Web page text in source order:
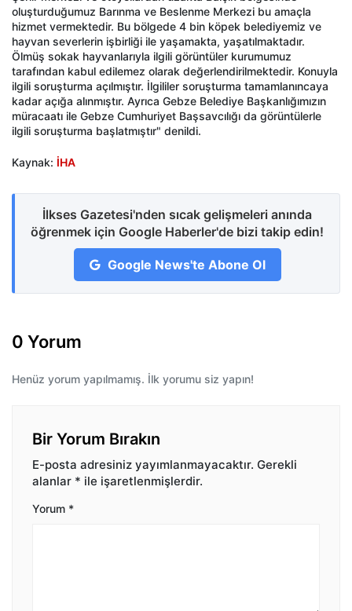
oluşturduğumuz Barınma ve Beslenme Merkezi bu amaçla
hizmet vermektedir. Bu bölgede 4 bin köpek belediyemiz ve
hayvan severlerin işbirliği ile yaşamakta, yaşatılmaktadır.
Ölmüş sokak hayvanlarıyla ilgili görüntüler kurumumuz
tarafından kabul edilemez olarak değerlendirilmektedir. Konuyla
ilgili soruşturma açılmıştır. İlgililer soruşturma tamamlanıncaya
kadar açığa alınmıştır. Ayrıca Gebze Belediye Başkanlığımızın
müracaatı ile Gebze Cumhuriyet Başsavcılığı da görüntülerle
ilgili soruşturma başlatmıştır" denildi.
Kaynak: İHA
İlkses Gazetesi'nden sıcak gelişmeleri anında
öğrenmek için Google Haberler'de bizi takip edin!
Google News'te Abone Ol
0 Yorum
Henüz yorum yapılmamış. İlk yorumu siz yapın!
Bir Yorum Bırakın
E-posta adresiniz yayımlanmayacaktır. Gerekli
alanlar * ile işaretlenmişlerdir.
Yorum *